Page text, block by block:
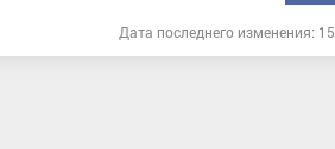
Дата последнего изменения: